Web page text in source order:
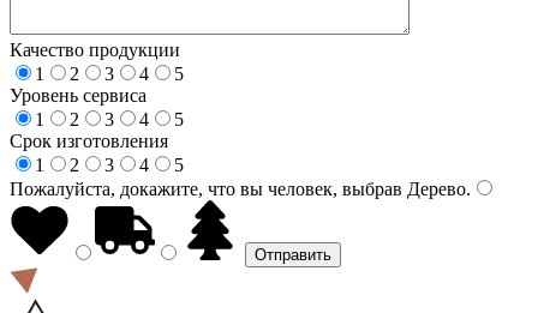
Качество продукции
1
2 3 4
5
Уровень сервиса
1
2 3 4
5
Срок изготовления
1
2 3 4
5
Пожалуйста, докажите, что вы человек, выбрав Дерево.